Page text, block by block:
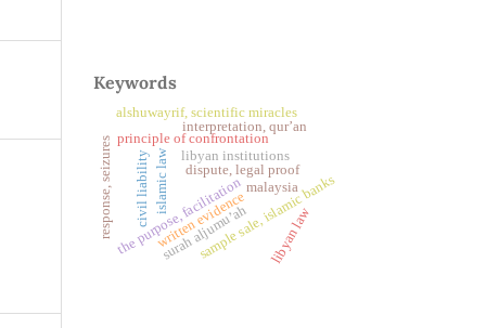
Keywords
sample sale, islamic banks
malaysia
libyan institutions
the purpose, facilitation
islamic law
principle of confrontation
civil liability
response, seizures libyan law
dispute, legal proof
written evidence
interpretation, qur’an
alshuwayrif, scientific miracles
surah aljumu’ah